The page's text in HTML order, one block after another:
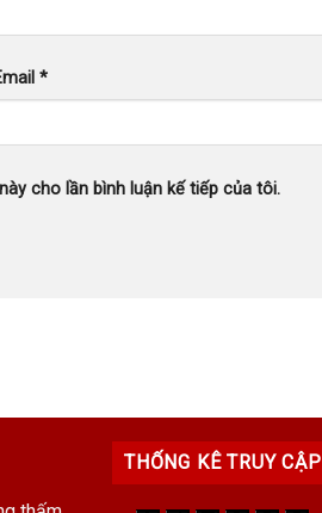
*
cho lần bình luận kế tiếp của tôi.
THỐNG KÊ TRUY CẬP